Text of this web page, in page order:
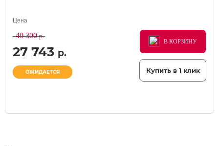
Цена
40 300р.
27 743 р.
ОЖИДАЕТСЯ
В КОРЗИНУ
В КОРЗИНУ
В КОРЗИНУ
Купить в 1 клик